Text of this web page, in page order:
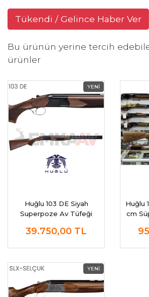
Tükendi / Gelince Haber Ver
Bu ürünün yerine tercih
ürünler
Huğlu 103 DE Siyah
Superpoze Av Tüfeği
39.750,00 TL
Huğlu
cm